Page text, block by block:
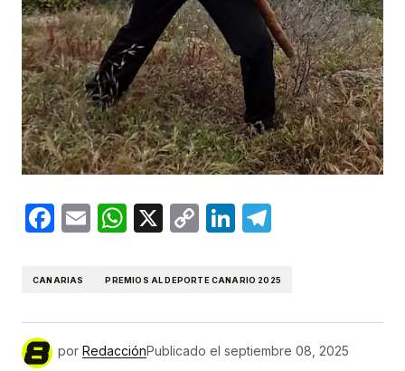
Facebook
EmailWhatsApp
X
CopyLinkedIn
CANARIAS PREMIOS AL DEPORTE CANARIO 2025
por RedacciónPublicado el septiembre 08, 2025